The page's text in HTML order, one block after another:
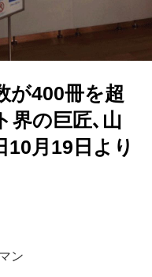
が400冊を超
の巨匠､山
10月19日より
ン